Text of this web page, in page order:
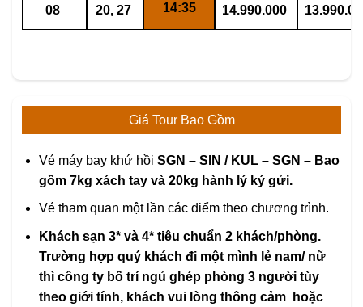
14:35
08 20, 27 14.990.000
Giá Tour Bao Gồm
Vé máy bay khứ hồi SGN – SIN / KUL – SGN – Bao
gồm 7kg xách tay và 20kg hành lý ký gửi.
Vé tham quan một lần các điểm theo chương trình.
Khách sạn 3* và 4* tiêu chuẩn 2 khách/phòng.
Trường hợp quý khách đi một mình lẻ nam/ nữ
thì công ty bố trí ngủ ghép phòng 3 người tùy
theo giới tính, khách vui lòng thông cảm hoặc